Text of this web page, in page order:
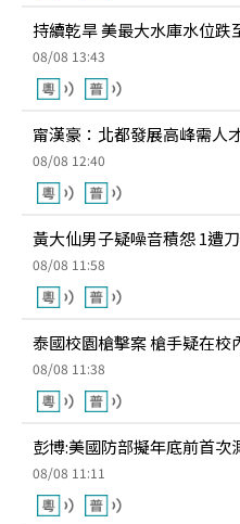
持續乾旱 美最大水庫水位跌
08/08 13:43
甯漢豪：北都發展高峰需人
08/08 12:40
黃大仙男子疑噪音積怨 1遭
08/08 11:58
泰國校園槍擊案 槍手疑在校
08/08 11:38
彭博:美國防部擬年底前首次
08/08 11:11